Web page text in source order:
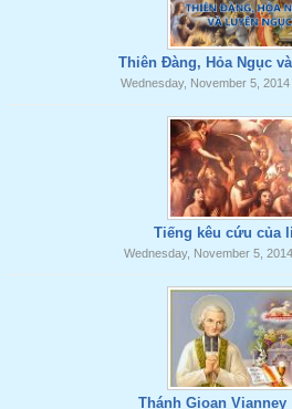
Thiên Đàng, Hỏa Ngục
Wednesday, November 5, 2014
Tiếng kêu cứu của
Wednesday, November 5, 2014
Thánh Gioan Vianney